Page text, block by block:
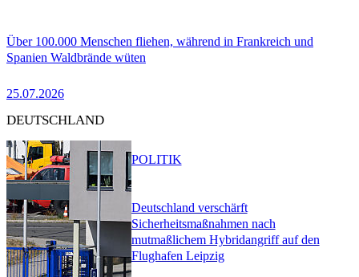
Über 100.000 Menschen fliehen, während in Frankreich und
Spanien Waldbrände wüten
25.07.2026
DEUTSCHLAND
Deutschland verschärft
Sicherheitsmaßnahmen nach
mutmaßlichem Hybridangriff auf den
Flughafen Leipzig
POLITIK